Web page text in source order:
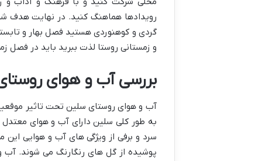
رویدادها هماهنگ کنید. در نهایت هدف
گردی و کوهنوردی هستید فصل بهار و
و زمستانی روستا لذت ببرید باید در فصل
بررسی آب و هوای
آب و هوای روستای سلین تحت تاثیر
به طور کلی سلین دارای آب و هوای
سرد و برفی از ویژگی های آب و هوایی
پوشیده از گل های رنگارنگ می شوند.